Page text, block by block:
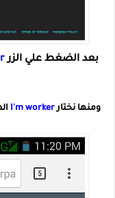
بعد الضغط علي الزر
ومنها نختارI'm worker